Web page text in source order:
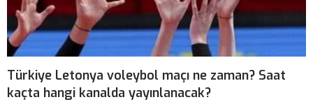
Türkiye Letonya voleybol maçı ne zaman? Saat
kaçta hangi kanalda yayınlanacak?